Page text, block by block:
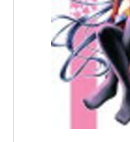
加耶：本多真梨子
沙砂：仁後真耶子
明夏羽：たかはし智秋
http://
http://